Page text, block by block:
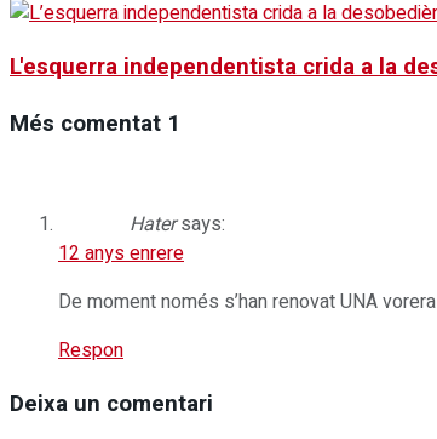
L'esquerra independentista crida a la
Més comentat 1
Hater says:
12 anys enrere
De moment només s’han renovat UNA
Respon
Deixa un comentari